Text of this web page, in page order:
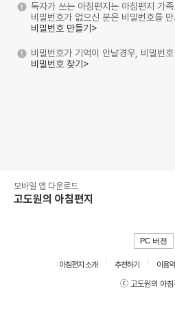
독자가 쓰는 아침편지는 아침편지 가
비밀번호가 없으신 분은 비밀번호를
비밀번호 만들기>
비밀번호가 기억이 안날경우, 비밀번
비밀번호 찾기>
모바일 앱 다운로드
고도원의 아침편지
PC 버전
아침편지 소개 추천하기 이용
ⓒ 고도원의 아침